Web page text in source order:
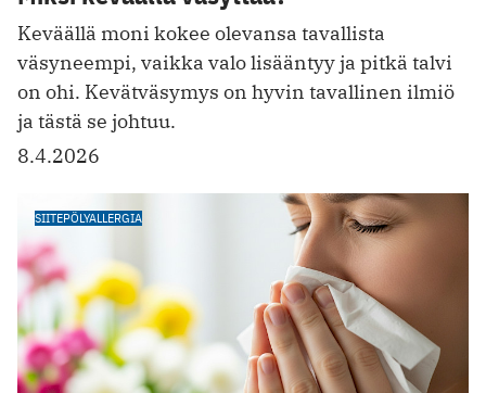
Keväällä moni kokee olevansa tavallista
väsyneempi, vaikka valo lisääntyy ja pitkä talvi
on ohi. Kevätväsymys on hyvin tavallinen ilmiö
ja tästä se johtuu.
8.4.2026
SIITEPÖLYALLERGIA